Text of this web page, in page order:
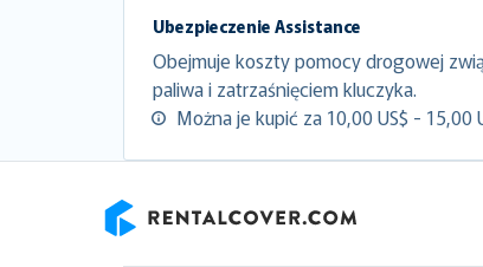
Ubezpieczenie Assistance
Obejmuje koszty pomocy drogowej
paliwa i zatrzaśnięciem kluczyka.
Można je kupić za 10,00 US$ - 15,00